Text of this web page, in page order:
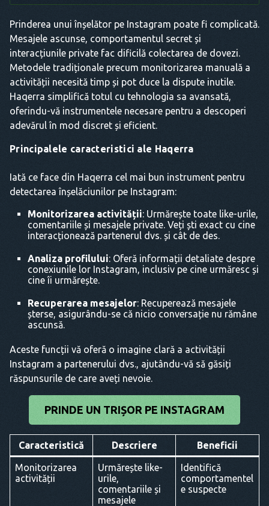
Prinderea unui înșelător pe Instagram poate fi complicată.
Mesajele ascunse, comportamentul secret și
interacțiunile private fac dificilă colectarea de dovezi.
Metodele tradiționale precum monitorizarea manuală a
activității necesită timp și pot duce la dispute inutile.
Haqerra simplifică totul cu tehnologia sa avansată,
oferindu-vă instrumentele necesare pentru a descoperi
adevărul în mod discret și eficient.
Principalele caracteristici ale Haqerra
Iată ce face din Haqerra cel mai bun instrument pentru
detectarea înșelăciunilor pe Instagram:
Monitorizarea activității: Urmărește toate like-urile,
comentariile și mesajele private. Veți ști exact cu cine
interacționează partenerul dvs. și cât de des.
Analiza profilului: Oferă informații detaliate despre
conexiunile lor Instagram, inclusiv pe cine urmăresc și
cine îi urmărește.
Recuperarea mesajelor: Recuperează mesajele
șterse, asigurându-se că nicio conversație nu rămâne
ascunsă.
Aceste funcții vă oferă o imagine clară a activității
Instagram a partenerului dvs., ajutându-vă să găsiți
răspunsurile de care aveți nevoie.
PRINDE UN TRIȘOR PE INSTAGRAM
Caracteristică Descriere Beneficii
Monitorizarea
activității
Urmărește like-
urile,
comentariile și
mesajele
Identifică
comportamentel
e suspecte